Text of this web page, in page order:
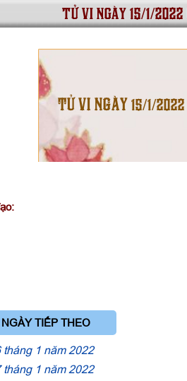
tử vi ngày 15/1/
TỬ VI NGÀY 15/1/
TIẾP THEO
1 năm 2022
1 năm 2022